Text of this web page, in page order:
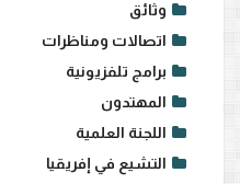
وثائق
اتصالات ومناظرات
برامج تلفزيونية
المهتدون
اللجنة العلمية
التشيع في إفريقيا